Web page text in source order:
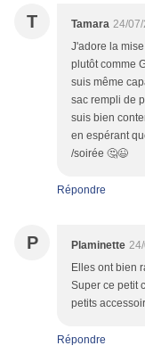
T Tamara 24/
J'adore la
plutôt comme
suis même
sac rempli de
suis bien
en espérant
/soirée 🤔😉
Répondre
P Plaminette
Elles ont bien
Super ce petit
petits
Répondre